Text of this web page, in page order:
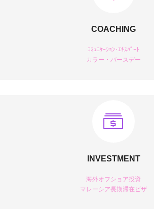
COACHING
ｺﾐｭﾆｹｰｼｮﾝ･ｴｷｽﾊﾟｰﾄ
カラー・バースデー
INVESTMENT
海外オフショア投資
マレーシア長期滞在ビザ